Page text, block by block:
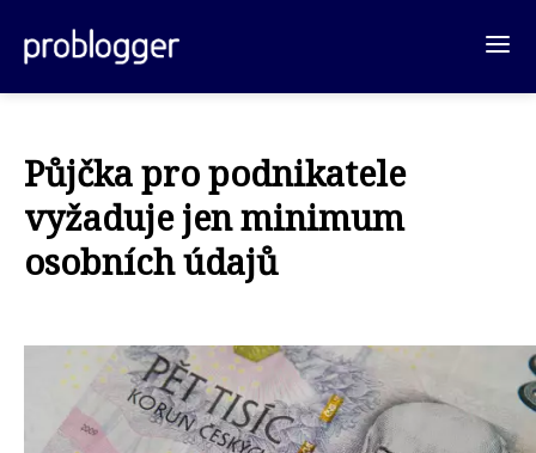
Půjčka pro podnikatele
vyžaduje jen minimum
osobních údajů